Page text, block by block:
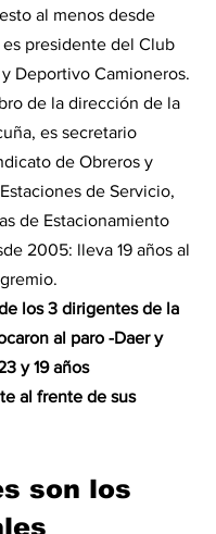
al menos desde
es presidente del Club
Deportivo Camioneros.
de la dirección de la
es secretario
de Obreros y
de Servicio,
de Estacionamiento
2005: lleva 19 años al
los 3 dirigentes de la
al paro -Daer y
y 19 años
al frente de sus
son los